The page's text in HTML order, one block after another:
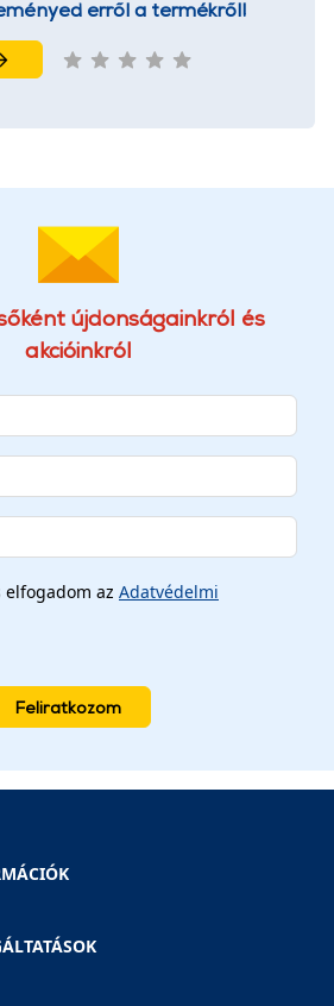
erről a termékről!
újdonságainkról és
akcióinkról
az Adatvédelmi
Feliratkozom